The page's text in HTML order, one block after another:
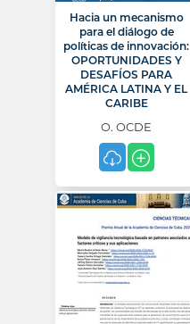
Hacia un mecanismo
para el diálogo de
políticas de innovación:
OPORTUNIDADES Y
DESAFÍOS PARA
AMÉRICA LATINA Y EL
CARIBE
O. OCDE